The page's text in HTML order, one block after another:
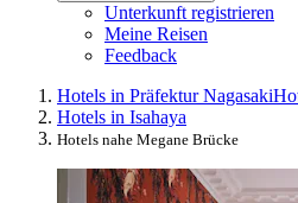
Unterkunft registrieren
Meine Reisen
Feedback
Hotels in Präfektur Nagasaki
Hotels in Isahaya
Hotels nahe Megane Brücke